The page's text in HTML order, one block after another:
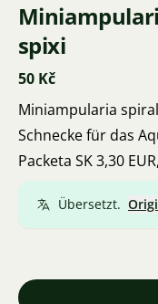
spixi
50 Kč
Miniampularia
Schnecke für das
Packeta SK 3,30
Übersetzt.